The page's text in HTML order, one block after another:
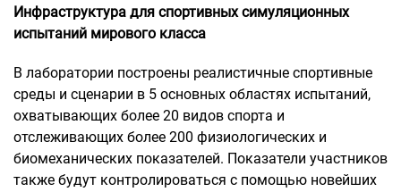
Инфраструктура для спортивных симуляционных
испытаний мирового класса
В лаборатории построены реалистичные спортивные
среды и сценарии в 5 основных областях испытаний,
охватывающих более 20 видов спорта и
отслеживающих более 200 физиологических и
биомеханических показателей. Показатели участников
также будут контролироваться с помощью новейших